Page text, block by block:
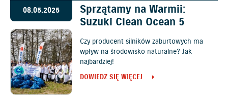
08.05.2025
Sprzątamy na Warmii:
Suzuki Clean Ocean 5
Czy producent silników zaburtowych ma
wpływ na środowisko naturalne? Jak
najbardziej!
DOWIEDZ SIĘ WIĘCEJ